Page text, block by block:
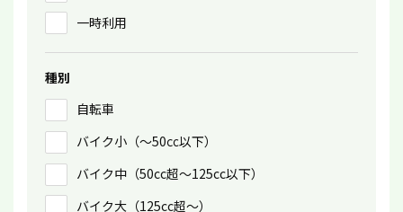
一時利用
種別
自転車
バイク小（〜50㏄以下）
バイク中（50cc超〜125cc以下）
バイク大（125cc超〜）